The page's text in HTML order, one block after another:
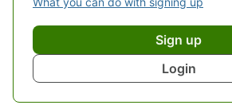
Sign up
Login